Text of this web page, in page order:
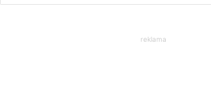
reklama